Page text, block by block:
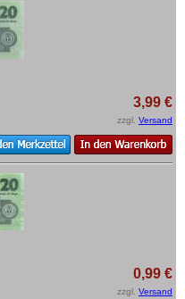
3,99 €
zzgl. Versand
0,99 €
zzgl. Versand